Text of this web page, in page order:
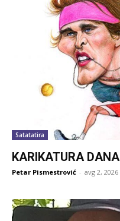
Satatatira
KARIKATURA DANA
Petar Pismestrović - avg 2, 2026